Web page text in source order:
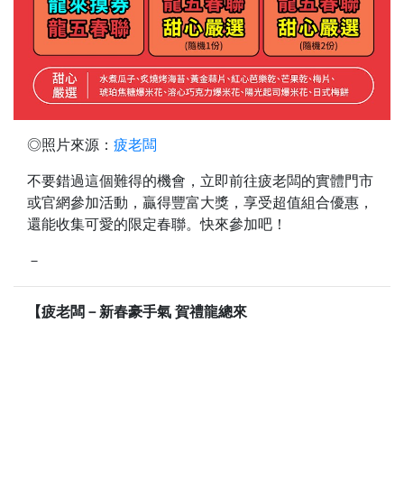
◎照片來源： 疲老闆
不要錯過這個難得的機會，立即前往疲老闆的實體門市
或官網參加活動，贏得豐富大獎，享受超值組合優惠，
還能收集可愛的限定春聯。快來參加吧！
－
【疲老闆－新春豪手氣 賀禮龍總來